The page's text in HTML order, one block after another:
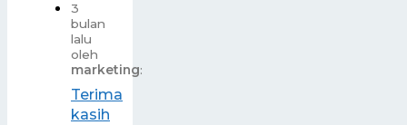
3
bulan
lalu
oleh
marketing:
Terima
kasih